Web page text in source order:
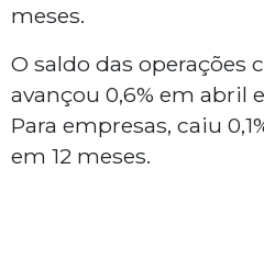
meses.
O saldo das operações
avançou 0,6% em abril
Para empresas, caiu
em 12 meses.